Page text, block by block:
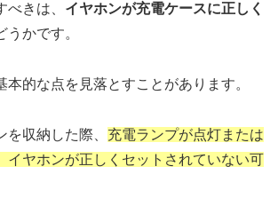
べきは、 イヤホンが充電ケースに正しく
うかです。
本的な点を見落とすことがあります。
収納した際、 充電ランプが点灯または
イヤホンが正しくセットされていない可